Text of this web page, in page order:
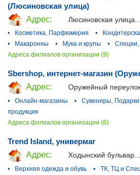
(Люсиновская улица)
Адрес:
Люсиновская улица...
•
Косметика, Парфюмерия •
•
Макаронны • Мука и крупы •
Специи,
Адреса филиалов организации (9)
Sbershop, интернет-магазин
Адрес:
Оружейный
•
Онлайн-магазины • Сувениры, Подарки
продукция
Адреса филиалов организации (6)
Trend Island, универмаг
Адрес:
Ходынский бульвар...
•
Верхняя одежда и обувь •
ТК, ТЦ и